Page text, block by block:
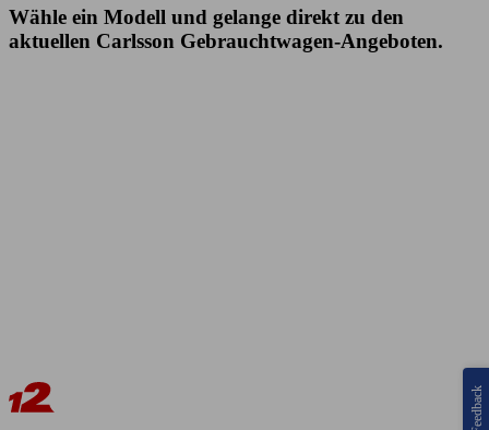
Wähle ein Modell und gelange direkt zu den
aktuellen Carlsson Gebrauchtwagen-Angeboten.
Feedback